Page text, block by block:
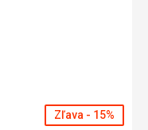
Zľava - 15%